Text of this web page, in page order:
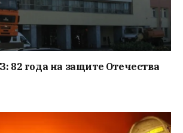
82 года на защите Отечества